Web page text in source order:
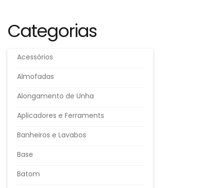
Categorias
Acessórios
Almofadas
Alongamento de Unha
Aplicadores e Ferraments
Banheiros e Lavabos
Base
Batom